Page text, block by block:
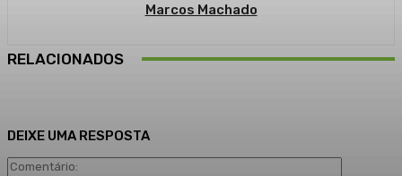
Marcos Machado
RELACIONADOS
DEIXE UMA RESPOSTA